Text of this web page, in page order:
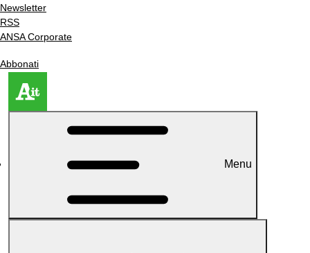
Newsletter
RSS
ANSA Corporate
Abbonati
Menu